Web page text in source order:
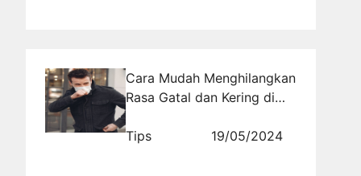
Cara Mudah Menghilangkan
Rasa Gatal dan Kering di
Tips
19/05/2024